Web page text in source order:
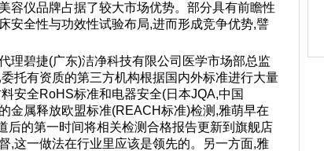
容仪品牌占据了较大市场优势。部分具有前瞻性
安全性与功效性试验布局,进而形成竞争优势,譬
理碧捷(广东)洁净科技有限公司医学市场部总监
托有资质的第三方机构根据国内外标准进行大量
安全RoHS标准和电器安全(日本JQA,中国
金属释放欧盟标准(REACH标准)检测,雅萌早在
后的第一时间将相关检测合格报告更新到旗舰店
,这一做法在行业里应该是领先的。另一方面,雅